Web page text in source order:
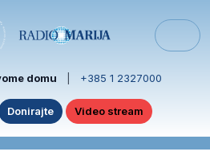
domu +385 1 2327000
Donirajte Video stream